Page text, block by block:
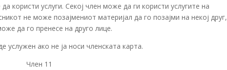
користи услуги. Секој член може да ги користи услугите на
не може позајмениот материјал да го позајми на некој друг,
да го пренесе на друго лице.
услужен ако не ја носи членската карта.
Член 11